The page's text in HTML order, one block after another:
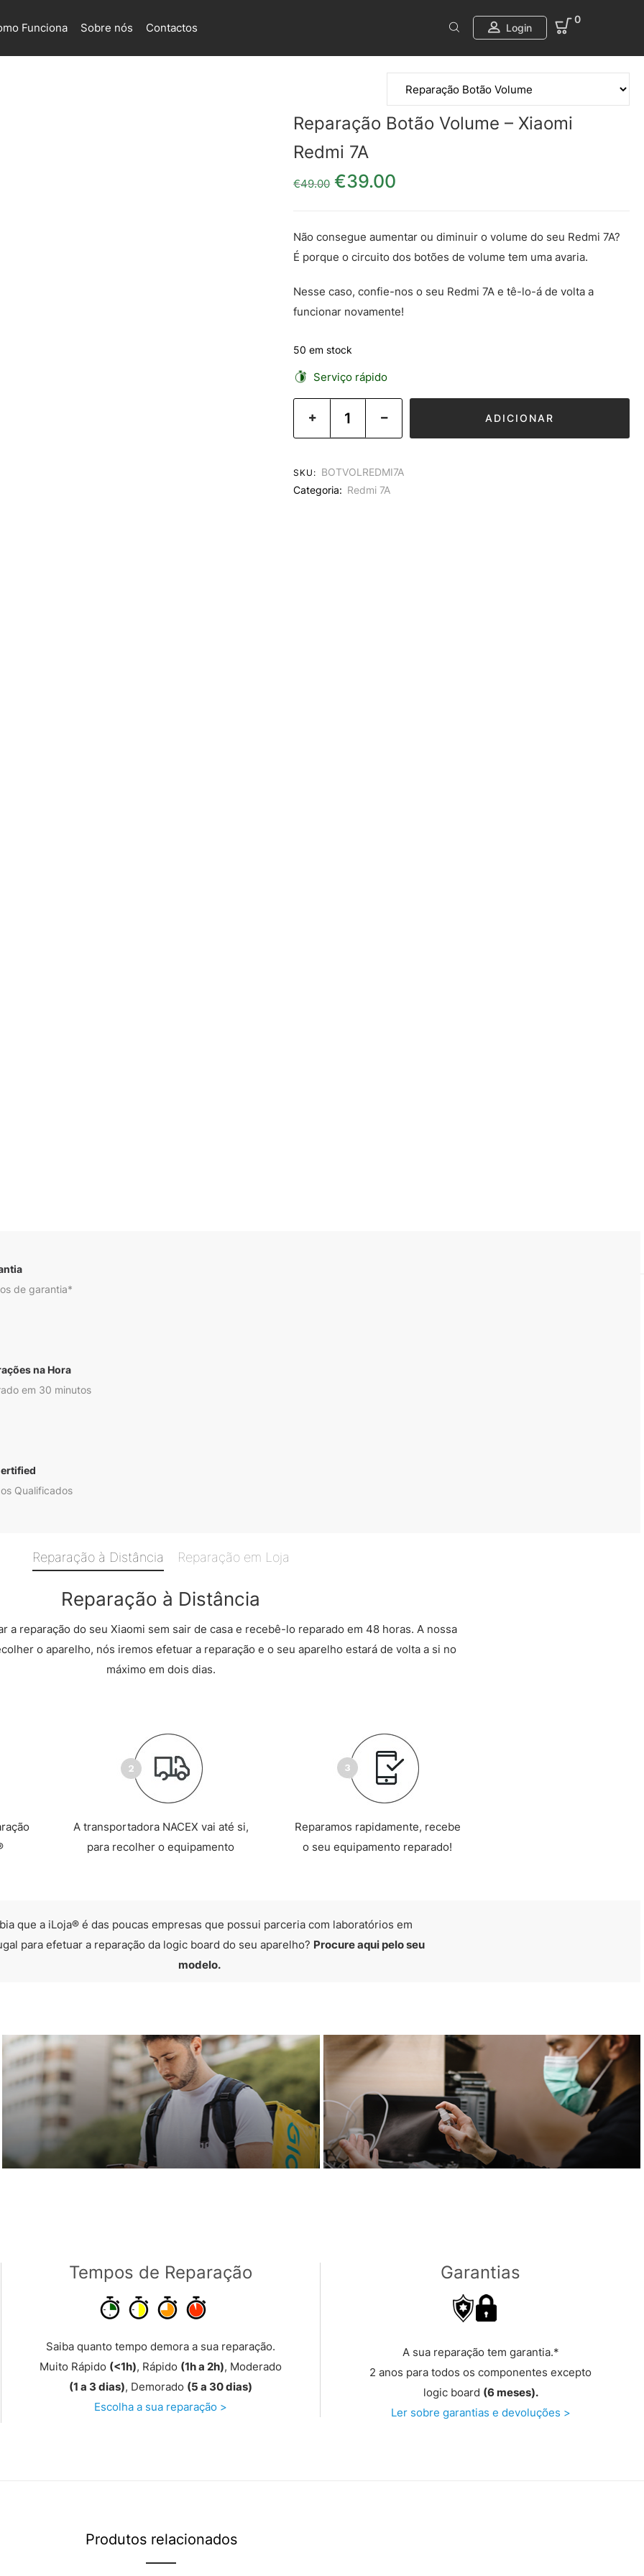
Funciona Sobre nós Contactos Login
0
Reparação Botão Volume – Xiaomi
Redmi 7A
€49.00 O preço original era: €49.00.
€39.00
Não consegue aumentar ou diminuir o volume do seu Redmi 7A?
É porque o circuito dos botões de volume tem uma avaria.
Nesse caso, confie-nos o seu Redmi 7A e tê-lo-á de volta a
funcionar novamente!
50 em stock
Serviço rápido
ADICIONAR
SKU: BOTVOLREDMI7A
Categoria: Redmi 7A
de garantia*
na Hora
em 30 minutos
Qualificados
Reparação à Distância Reparação em Loja
Reparação à Distância
a reparação do seu Xiaomi sem sair de casa e recebê-lo reparado em 48 horas. A nossa
o aparelho, nós iremos efetuar a reparação e o seu aparelho estará de volta a si no
máximo em dois dias.
A transportadora NACEX vai até si,
para recolher o equipamento
Reparamos rapidamente, recebe
o seu equipamento reparado!
que a iLoja® é das poucas empresas que possui parceria com laboratórios em
para efetuar a reparação da logic board do seu aparelho? Procure aqui pelo seu
modelo.
Tempos de Reparação
Saiba quanto tempo demora a sua reparação.
Muito Rápido (<1h), Rápido (1h a 2h), Moderado
(1 a 3 dias), Demorado (5 a 30 dias)
Escolha a sua reparação >
Garantias
A sua reparação tem garantia.*
2 anos para todos os componentes excepto
logic board (6 meses).
Ler sobre garantias e devoluções >
Produtos relacionados